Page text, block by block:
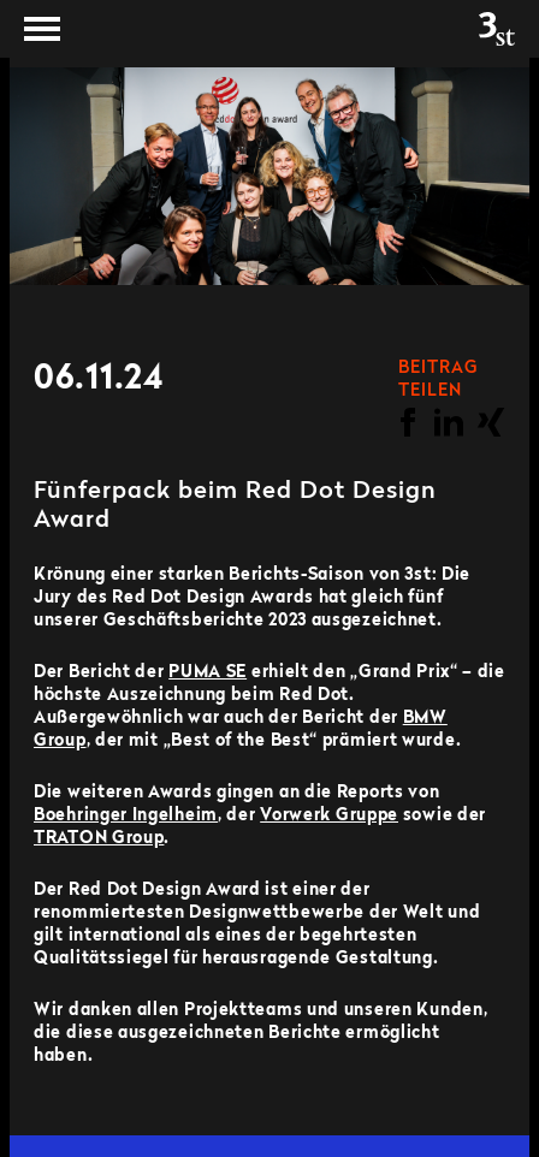
06.11.24
BEITRAG
TEILEN
Fünferpack beim Red Dot Design
Award
Krönung einer starken Berichts-Saison von 3st: Die
Jury des Red Dot Design Awards hat gleich fünf
unserer Geschäftsberichte 2023 ausgezeichnet.
Der Bericht der PUMA SE erhielt den „Grand Prix“ – die
höchste Auszeichnung beim Red Dot.
Außergewöhnlich war auch der Bericht der BMW
Group, der mit „Best of the Best“ prämiert wurde.
Die weiteren Awards gingen an die Reports von
Boehringer Ingelheim, derVorwerk Gruppe sowie der
TRATON Group.
Der Red Dot Design Award ist einer der
renommiertesten Designwettbewerbe der Welt und
gilt international als eines der begehrtesten
Qualitätssiegel für herausragende Gestaltung.
Wir danken allen Projektteams und unseren Kunden,
die diese ausgezeichneten Berichte ermöglicht
haben.